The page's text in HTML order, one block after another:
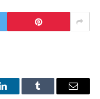
LinkedInTumblr
E-